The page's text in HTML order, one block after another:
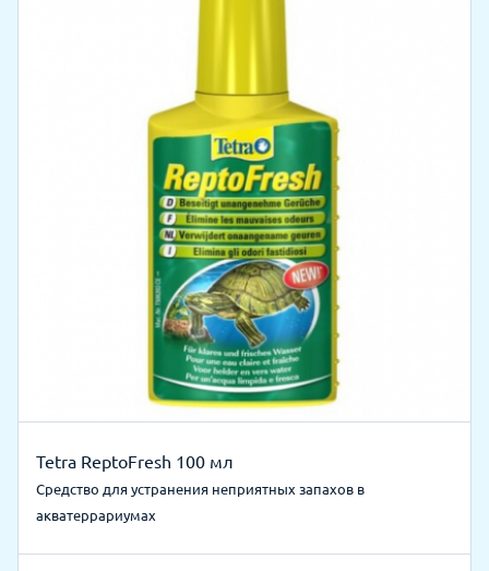
Tetra ReptoFresh 100 мл
Средство для устранения неприятных запахов в
акватеррариумах